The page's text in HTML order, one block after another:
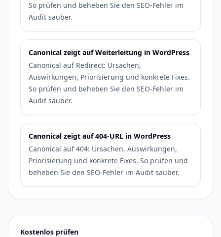
So prüfen und beheben Sie den SEO-Fehler im
Audit sauber.
Canonical zeigt auf Weiterleitung in WordPress
Canonical auf Redirect: Ursachen,
Auswirkungen, Priorisierung und konkrete Fixes.
So prüfen und beheben Sie den SEO-Fehler im
Audit sauber.
Canonical zeigt auf 404-URL in WordPress
Canonical auf 404: Ursachen, Auswirkungen,
Priorisierung und konkrete Fixes. So prüfen und
beheben Sie den SEO-Fehler im Audit sauber.
Kostenlos prüfen